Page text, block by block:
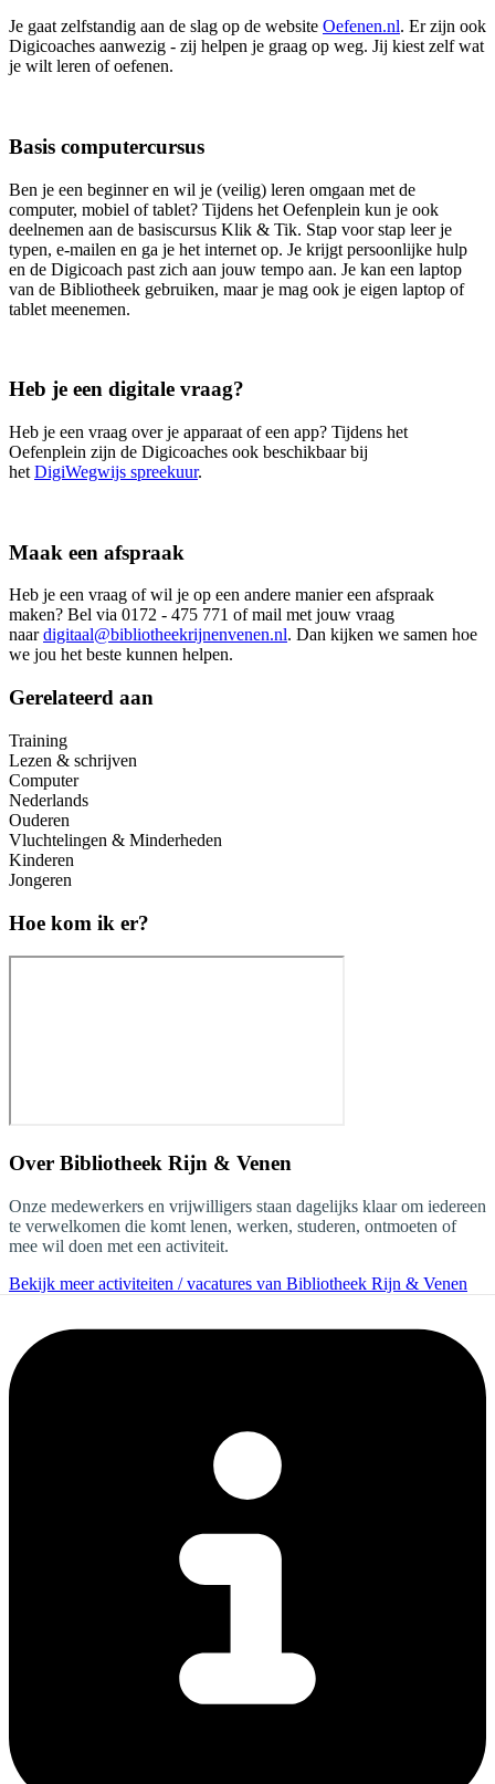
Je gaat zelfstandig aan de slag op de website Oefenen.nl. Er zijn ook
Digicoaches aanwezig - zij helpen je graag op weg. Jij kiest zelf wat
je wilt leren of oefenen.
Basis computercursus
Ben je een beginner en wil je (veilig) leren omgaan met de
computer, mobiel of tablet? Tijdens het Oefenplein kun je ook
deelnemen aan de basiscursus Klik & Tik. Stap voor stap leer je
typen, e-mailen en ga je het internet op. Je krijgt persoonlijke hulp
en de Digicoach past zich aan jouw tempo aan. Je kan een laptop
van de Bibliotheek gebruiken, maar je mag ook je eigen laptop of
tablet meenemen.
Heb je een digitale vraag?
Heb je een vraag over je apparaat of een app? Tijdens het
Oefenplein zijn de Digicoaches ook beschikbaar bij
het DigiWegwijs spreekuur.
Maak een afspraak
Heb je een vraag of wil je op een andere manier een afspraak
maken? Bel via 0172 - 475 771 of mail met jouw vraag
naardigitaal@bibliotheekrijnenvenen.nl. Dan kijken we samen hoe
we jou het beste kunnen helpen.
Gerelateerd aan
Training
Lezen & schrijven
Computer
Nederlands
Ouderen
Vluchtelingen & Minderheden
Kinderen
Jongeren
Hoe kom ik er?
Over Bibliotheek Rijn & Venen
Onze medewerkers en vrijwilligers staan dagelijks klaar om iedereen
te verwelkomen die komt lenen, werken, studeren, ontmoeten of
mee wil doen met een activiteit.
Bekijk meer activiteiten / vacatures van Bibliotheek Rijn & Venen